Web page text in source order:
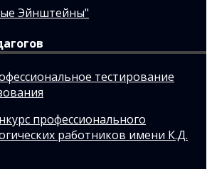
Эйнштейны"
тестирование
профессионального
работников имени К.Д.